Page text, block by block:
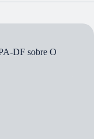
DF sobre O